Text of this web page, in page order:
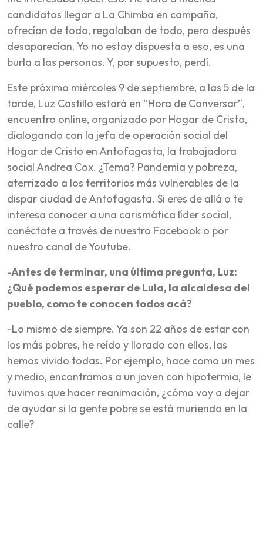
candidatos llegar a La Chimba en campaña,
ofrecían de todo, regalaban de todo, pero después
desaparecían. Yo no estoy dispuesta a eso, es una
burla a las personas. Y, por supuesto, perdí.
Este próximo miércoles 9 de septiembre, a las 5 de la
tarde, Luz Castillo estará en “Hora de Conversar”,
encuentro online, organizado por Hogar de Cristo,
dialogando con la jefa de operación social del
Hogar de Cristo en Antofagasta, la trabajadora
social Andrea Cox. ¿Tema? Pandemia y pobreza,
aterrizado a los territorios más vulnerables de la
dispar ciudad de Antofagasta. Si eres de allá o te
interesa conocer a una carismática líder social,
conéctate a través de nuestro Facebook o por
nuestro canal de Youtube.
-Antes de terminar, una última pregunta, Luz:
¿Qué podemos esperar de Lula, la alcaldesa del
pueblo, como te conocen todos acá?
-Lo mismo de siempre. Ya son 22 años de estar con
los más pobres, he reído y llorado con ellos, las
hemos vivido todas. Por ejemplo, hace como un mes
y medio, encontramos a un joven con hipotermia, le
tuvimos que hacer reanimación, ¿cómo voy a dejar
de ayudar si la gente pobre se está muriendo en la
calle?